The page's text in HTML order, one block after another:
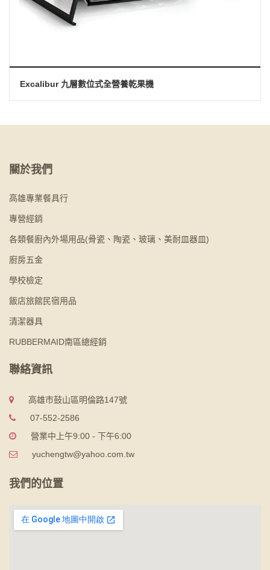
Excalibur 九層數位式全營養乾果機
關於我們
高雄專業餐具行
專營經銷
各類餐廚內外場用品(骨瓷、陶瓷、玻璃、美耐皿器皿)
廚房五金
學校檢定
飯店旅館民宿用品
清潔器具
RUBBERMAID南區總經銷
聯絡資訊
高雄市鼓山區明倫路147號
07-552-2586
營業中上午9:00 - 下午6:00
yuchengtw@yahoo.com.tw
我們的位置